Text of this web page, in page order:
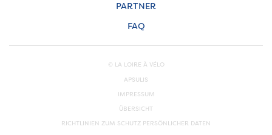
PARTNER
FAQ
© LA LOIRE À VÉLO
APSULIS
IMPRESSUM
ÜBERSICHT
RICHTLINIEN ZUM SCHUTZ PERSÖNLICHER DATEN